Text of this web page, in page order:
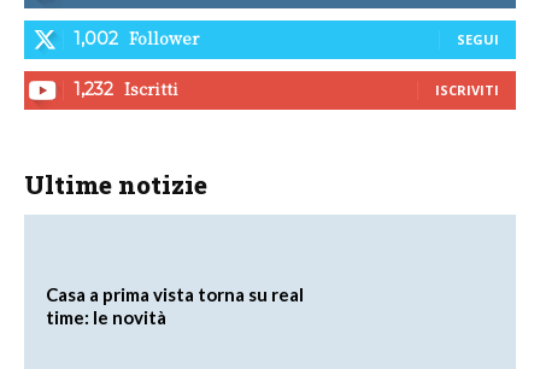
1,002 Follower SEGUI
1,232 Iscritti ISCRIVITI
Ultime notizie
Casa a prima vista torna su real
time: le novità